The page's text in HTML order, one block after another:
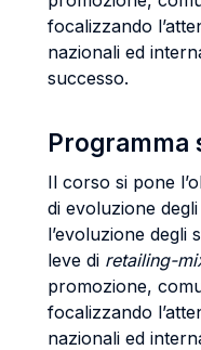
focalizzando
nazionali ed
successo.
Programma
Il corso si pone
di evoluzione
l’evoluzione degli
leve di retailing-
promozione,
focalizzando
nazionali ed